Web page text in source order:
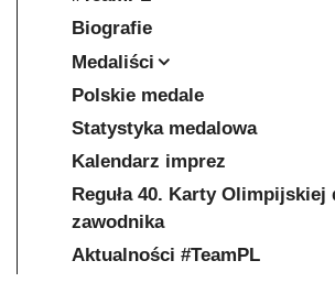
Biografie
Medaliści
Polskie medale
Statystyka medalowa
Kalendarz imprez
Reguła 40. Karty Olimpijskiej
zawodnika
Aktualności #TeamPL